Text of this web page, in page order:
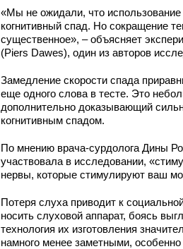
«Мы не ожидали, что использование
когнитивный спад. Но сокращение
существенное», – объясняет
(Piers Dawes), один из авторов
Замедление скорости спада
еще одного слова в тесте. Это
дополнительно доказывающий
когнитивным спадом.
По мнению врача-сурдолога Дины
участвовала в исследовании,
нервы, которые стимулируют ваш
Потеря слуха приводит к
носить слуховой аппарат, боясь
технология их изготовления
намного менее заметными,